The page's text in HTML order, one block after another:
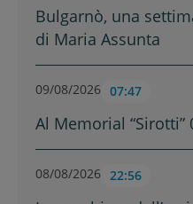
Bulgarnò, una
di Maria Assunta
09/08/2026 07:47
Al Memorial “Sirotti”
08/08/2026 22:56